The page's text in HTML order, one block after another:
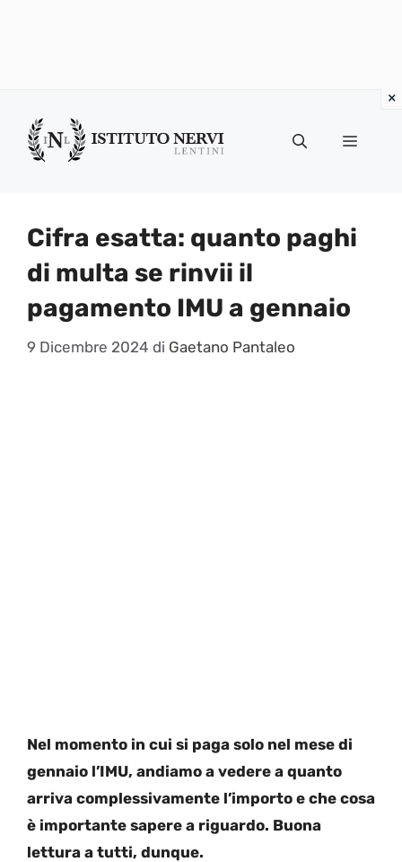
contenuto
Menu
Cifra esatta: quanto paghi
di multa se rinvii il
pagamento IMU a gennaio
9 Dicembre 2024 di Gaetano Pantaleo
Nel momento in cui si paga solo nel mese di
gennaio l’IMU, andiamo a vedere a quanto
arriva complessivamente l’importo e che cosa
è importante sapere a riguardo. Buona
lettura a tutti, dunque.